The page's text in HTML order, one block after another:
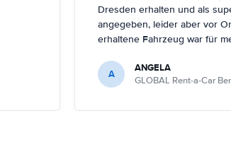
Dresden erhalten und als
angegeben, leider aber vor
erhaltene Fahrzeug war für
Schönefeld kein anderes
A ANGELA
GLOBAL Rent-a-Car